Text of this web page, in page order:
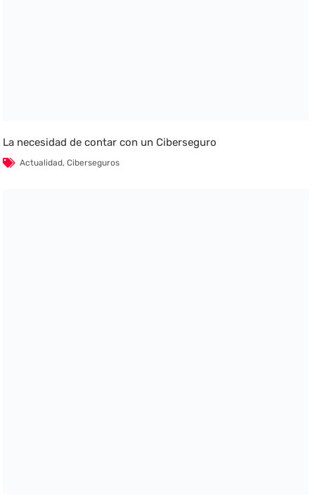
La necesidad de contar con un Ciberseguro
Actualidad,Ciberseguros